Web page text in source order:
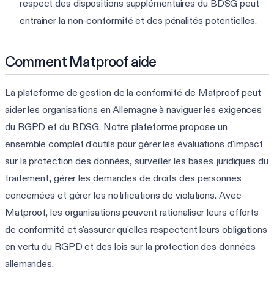
respect des dispositions supplémentaires du BDSG peut
entraîner la non-conformité et des pénalités potentielles.
Comment Matproof aide
La plateforme de gestion de la conformité de Matproof peut
aider les organisations en Allemagne à naviguer les exigences
du RGPD et du BDSG. Notre plateforme propose un
ensemble complet d'outils pour gérer les évaluations d'impact
sur la protection des données, surveiller les bases juridiques du
traitement, gérer les demandes de droits des personnes
concernées et gérer les notifications de violations. Avec
Matproof, les organisations peuvent rationaliser leurs efforts
de conformité et s'assurer qu'elles respectent leurs obligations
en vertu du RGPD et des lois sur la protection des données
allemandes.